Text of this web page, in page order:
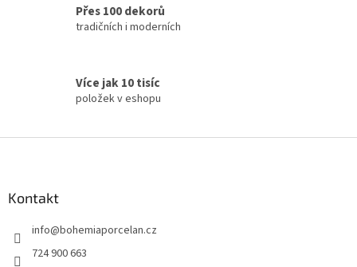
i
s
Přes 100 dekorů
tradičních i moderních
Více jak 10 tisíc
položek v eshopu
Kontakt
info@bohemiaporcelan.cz
724 900 663